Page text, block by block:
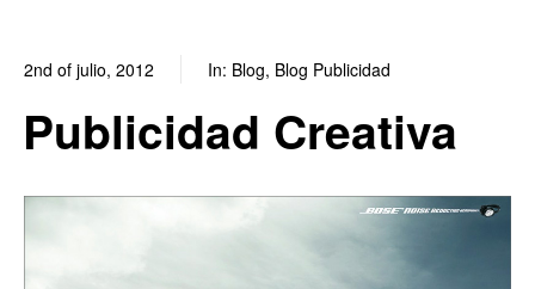
2nd of julio, 2012 In: Blog, Blog Publicidad
Publicidad Creativa